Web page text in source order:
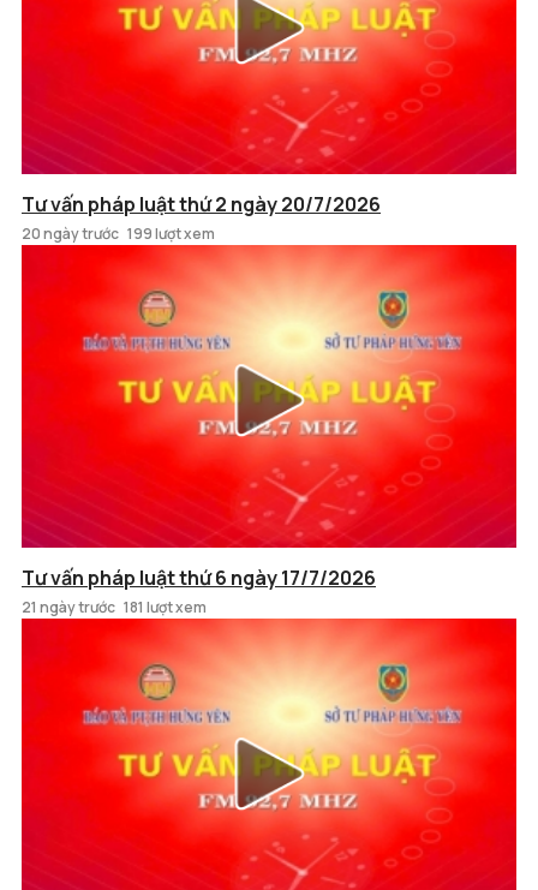
Tư vấn pháp luật thứ 2 ngày 20/7/2026
20 ngày trước 199 lượt xem
Tư vấn pháp luật thứ 6 ngày 17/7/2026
21 ngày trước 181 lượt xem